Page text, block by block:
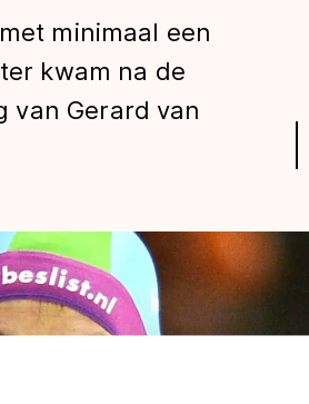
minimaal een
kwam na de
van Gerard van